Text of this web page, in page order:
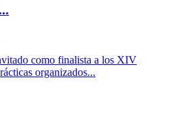
como finalista a los XIV
organizados...